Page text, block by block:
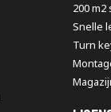
200
Snelle
Turn